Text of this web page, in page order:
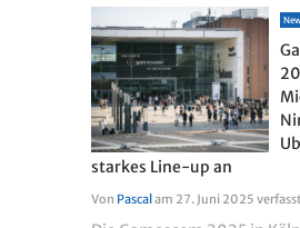
starkes Line-up an
Von Pascal am 27. Juni 2025 verfasst